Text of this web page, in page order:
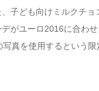
子ども向けミルクチョ
がユーロ2016に合わ
真を使用するという